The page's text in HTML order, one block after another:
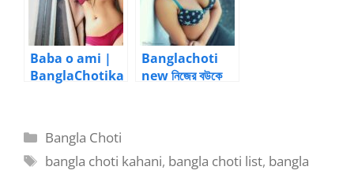
Baba o ami |
BanglaChotika
Banglachoti
new নিজের বউকে
Categories
Bangla Choti
Tags
bangla choti kahani, bangla choti list, bangla